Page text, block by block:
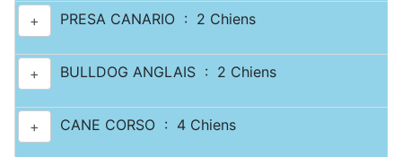
+ PRESA CANARIO : 2 Chiens
+ BULLDOG ANGLAIS : 2 Chiens
+ CANE CORSO : 4 Chiens